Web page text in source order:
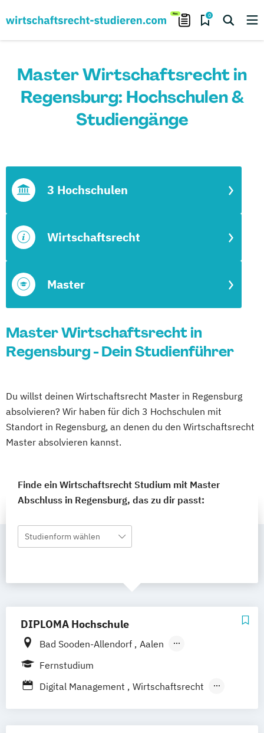
0
Master Wirtschaftsrecht in
Regensburg: Hochschulen &
Studiengänge
Master
Wirtschaftsrecht
3 Hochschulen
Master Wirtschaftsrecht in
Regensburg - Dein Studienführer
Du willst deinen Wirtschaftsrecht Master in Regensburg
absolvieren? Wir haben für dich 3 Hochschulen mit
Standort in Regensburg, an denen du den Wirtschaftsrecht
Master absolvieren kannst.
Finde ein Wirtschaftsrecht Studium mit Master
Abschluss in Regensburg, das zu dir passt:
Studienform wählen
DIPLOMA Hochschule
Bad Sooden-Allendorf
Aalen
Baden-Baden
Heilbronn Kassel Leipzig Mannheim
München Bochum Kaiserslautern
Wiesbaden Regenstauf Dresden
Fernstudium
Digital Management
Wirtschaftsrecht